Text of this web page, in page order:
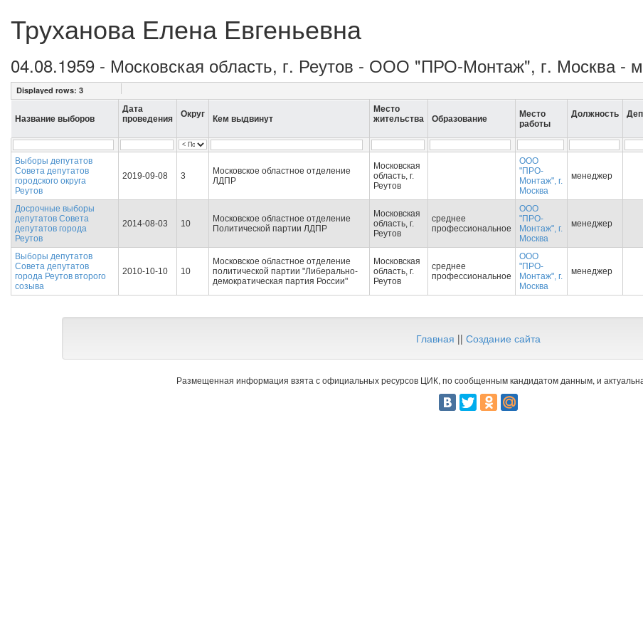
Труханова Елена Евгеньевна
04.08.1959 - Московская область, г. Реутов - ООО "ПРО-Монтаж", г. Москва -
Displayed rows: 3
Название выборов
Дата
проведения
Округ Кем выдвинут
Место
жительства
Образование
Место
работы
Должность
Выборы депутатов
Совета депутатов
городского округа
Реутов
2019-09-08 3
Московское областное отделение
ЛДПР
Московская
область, г.
Реутов
ООО
"ПРО-
Монтаж", г.
Москва
менеджер
Досрочные выборы
депутатов Совета
депутатов города
Реутов
2014-08-03 10
Московское областное отделение
Политической партии ЛДПР
Московская
область, г.
Реутов
среднее
профессиональное
ООО
"ПРО-
Монтаж", г.
Москва
менеджер
Выборы депутатов
Совета депутатов
города Реутов второго
созыва
2010-10-10 10
Московское областное отделение
политической партии "Либерально-
демократическая партия России"
Московская
область, г.
Реутов
среднее
профессиональное
ООО
"ПРО-
Монтаж", г.
Москва
менеджер
Главная || Создание сайта
Размещенная информация взята с официальных ресурсов ЦИК, по сообщенным кандидатом данным, и